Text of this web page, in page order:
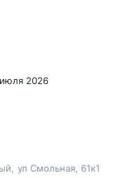
2026
ул Смольная , 61к1